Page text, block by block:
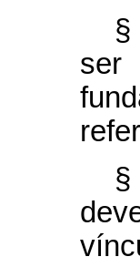
§
§